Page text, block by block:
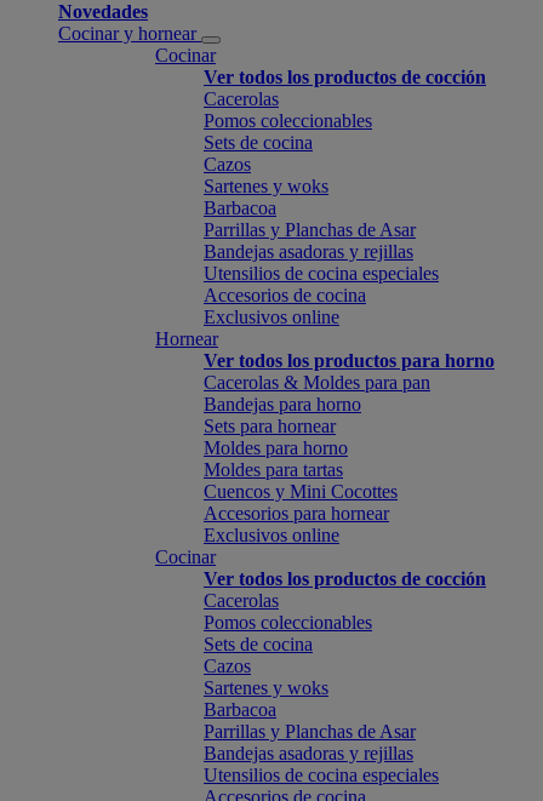
Novedades
Cocinar y hornear
Cocinar
Ver todos los productos de cocción
Cacerolas
Pomos coleccionables
Sets de cocina
Cazos
Sartenes y woks
Barbacoa
Parrillas y Planchas de Asar
Bandejas asadoras y rejillas
Utensilios de cocina especiales
Accesorios de cocina
Exclusivos online
Hornear
Ver todos los productos para horno
Cacerolas & Moldes para pan
Bandejas para horno
Sets para hornear
Moldes para horno
Moldes para tartas
Cuencos y Mini Cocottes
Accesorios para hornear
Exclusivos online
Cocinar
Ver todos los productos de cocción
Cacerolas
Pomos coleccionables
Sets de cocina
Cazos
Sartenes y woks
Barbacoa
Parrillas y Planchas de Asar
Bandejas asadoras y rejillas
Utensilios de cocina especiales
Accesorios de cocina